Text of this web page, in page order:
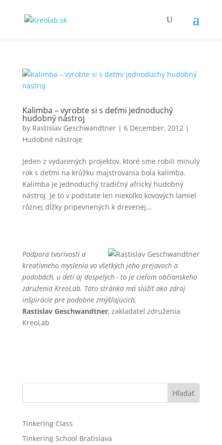
Kalimba – vyrobte si s deťmi jednoduchý
hudobný nástroj
by Rastislav Geschwandtner| 6 December, 2012|
Hudobné nástroje
Jeden z vydarených projektov, ktoré sme robili minulý
rok s deťmi na krúžku majstrovania bola kalimba.
Kalimba je jednoduchý tradičný africký hudobný
nástroj. Je to v podstate len niekoľko kovových lamiel
rôznej dĺžky pripevnených k drevenej...
Podpora tvorivosti a
kreatívneho myslenia vo všetkých jeho prejavoch a
podobách, u detí aj dospelých - to je cieľom občianskeho
združenia KreoLab. Táto stránka má slúžiť ako zdroj
inšpirácie pre podobne zmýšľajúcich.
Rastislav Geschwandtner, zakladateľ združenia
KreoLab
Hľadať
Tinkering Class
Tinkering School Bratislava